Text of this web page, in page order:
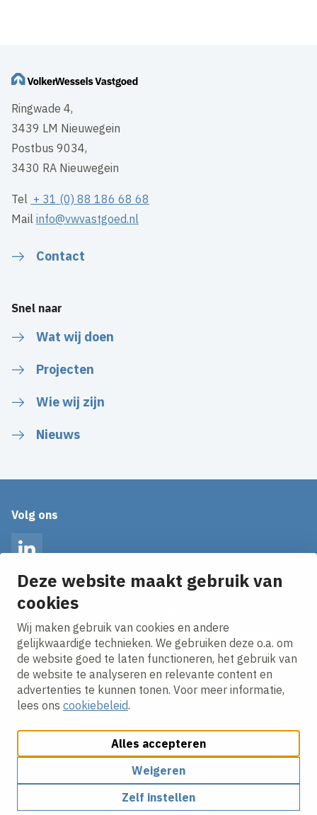
Deze website maakt gebruik van
cookies
Wij maken gebruik van cookies en andere
gelijkwaardige technieken. We gebruiken deze o.a. om
de website goed te laten functioneren, het gebruik van
de website te analyseren en relevante content en
advertenties te kunnen tonen. Voor meer informatie,
lees ons cookiebeleid.
Alles accepteren
Weigeren
Zelf instellen
Ringwade 4,
3439 LM Nieuwegein
Postbus 9034,
3430 RA Nieuwegein
Tel + 31 (0) 88 186 68 68
Mailinfo@vwvastgoed.nl
Contact
Snel naar
Wat wij doen
Projecten
Wie wij zijn
Nieuws
Volg ons
Op de hoogte blijven van het laatste nieuws?
Ontvang onze nieuws alerts in je mailbox!
E-mailadres
Ik ga akkoord met hetprivacy statement.
Cookies aanpassenCookie beleidPrivacy policy
Responsible disclosureAlgemene inkoopvoorwaarden